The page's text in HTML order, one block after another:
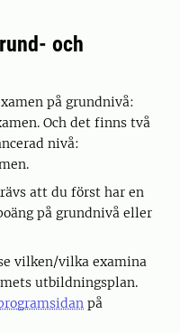
och
på grundnivå:
Och det finns två
nivå:
att du först har en
på grundnivå eller
vilken/vilka examina
utbildningsplan.
på